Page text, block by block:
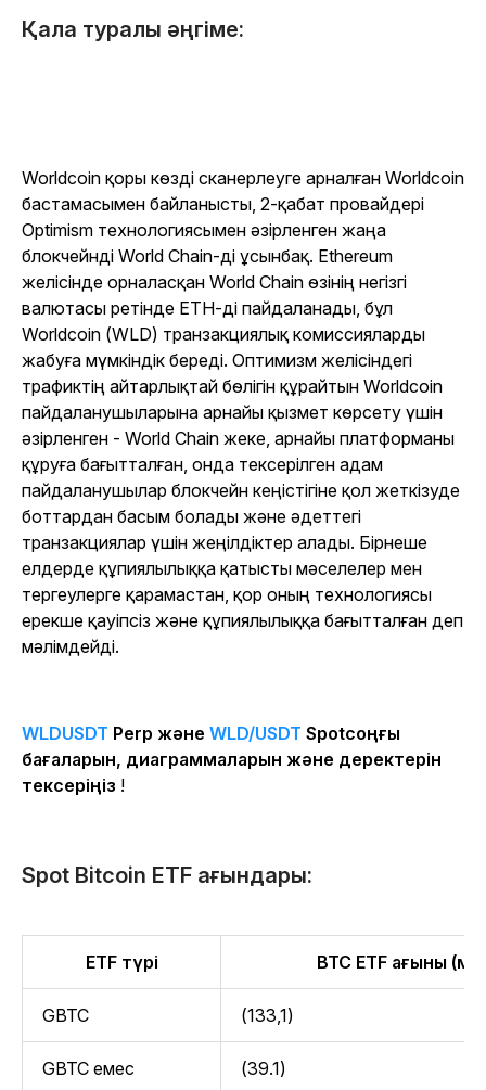
Қала туралы әңгіме:
Worldcoin қоры көзді сканерлеуге арналған Worldcoin
бастамасымен байланысты, 2-қабат провайдері
Optimism технологиясымен әзірленген жаңа
блокчейнді World Chain-ді ұсынбақ. Ethereum
желісінде орналасқан World Chain өзінің негізгі
валютасы ретінде ETH-ді пайдаланады, бұл
Worldcoin (WLD) транзакциялық комиссияларды
жабуға мүмкіндік береді. Оптимизм желісіндегі
трафиктің айтарлықтай бөлігін құрайтын Worldcoin
пайдаланушыларына арнайы қызмет көрсету үшін
әзірленген - World Chain жеке, арнайы платформаны
құруға бағытталған, онда тексерілген адам
пайдаланушылар блокчейн кеңістігіне қол жеткізуде
боттардан басым болады және әдеттегі
транзакциялар үшін жеңілдіктер алады. Бірнеше
елдерде құпиялылыққа қатысты мәселелер мен
тергеулерге қарамастан, қор оның технологиясы
ерекше қауіпсіз және құпиялылыққа бағытталған деп
мәлімдейді.
WLDUSDT Perp және WLD/USDT Spotсоңғы
бағаларын, диаграммаларын және деректерін
тексеріңіз !
Spot Bitcoin ETF ағындары:
ETF түрі BTC ETF ағыны
GBTC (133,1)
GBTC емес (39.1)